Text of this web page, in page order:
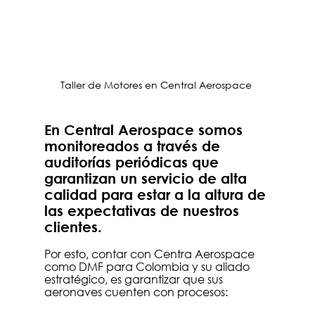
Taller de Motores en Central Aerospace
En Central Aerospace somos
monitoreados a través de
auditorías periódicas que
garantizan un servicio de alta
calidad para estar a la altura de
las expectativas de nuestros
clientes.
Por esto, contar con Centra Aerospace
como DMF para Colombia y su aliado
estratégico, es garantizar que sus
aeronaves cuenten con procesos: